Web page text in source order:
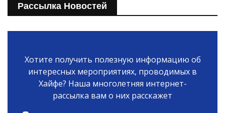
Рассылка Новостей
Хотите получить полезную информацию об
интересных мероприятиях, проводимых в
Хайфе? Наша многолетняя интернет-
рассылка вам о них расскажет